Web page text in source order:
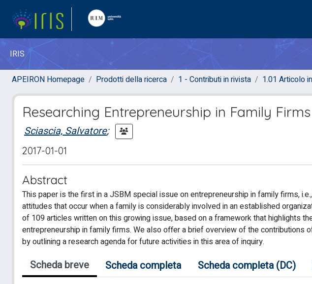
IRIS
APEIRON Homepage Prodotti della ricerca 1 - Contributi in rivista 1.01 Articolo
Researching Entrepreneurship in Family Firms
Sciascia, Salvatore;
2017-01-01
Abstract
This paper is the first in a JSBM special issue on entrepreneurship in family firms,
attitudes that occur when a family is considerably involved in an established
of 109 articles written on this growing issue, based on a framework that highlights
entrepreneurship in family firms. We also offer a brief overview of the contributions
by outlining a research agenda for future activities in this area of inquiry.
Scheda breve Scheda completa Scheda completa (DC)